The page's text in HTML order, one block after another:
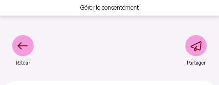
Gérer le consentement
Retour Partager